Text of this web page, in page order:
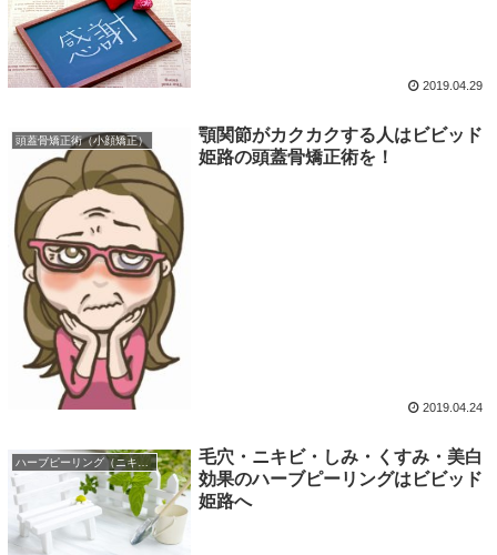
2019.04.29
頭蓋骨矯正術（小顔矯正）
顎関節がカクカクする人はビビッド
姫路の頭蓋骨矯正術を！
2019.04.24
毛穴・ニキビ・しみ・くすみ・美白
効果のハーブピーリングはビビッド
姫路へ